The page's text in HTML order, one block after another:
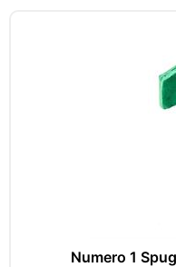
Numero 1